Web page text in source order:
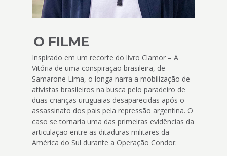
O FILME
Inspirado em um recorte do livro Clamor – A
Vitória de uma conspiração brasileira, de
Samarone Lima, o longa narra a mobilização de
ativistas brasileiros na busca pelo paradeiro de
duas crianças uruguaias desaparecidas após o
assassinato dos pais pela repressão argentina. O
caso se tornaria uma das primeiras evidências da
articulação entre as ditaduras militares da
América do Sul durante a Operação Condor.